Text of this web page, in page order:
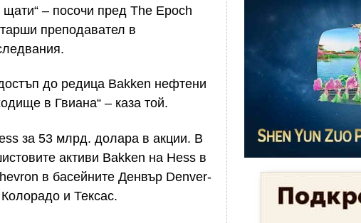
– посочи пред The Epoch
преподавател в
до редица Bakken нефтени
в Гвиана“ – каза той.
за 53 млрд. долара в акции. В
активи Bakken на Hess в
в басейните Денвър Denver-
и Тексас.